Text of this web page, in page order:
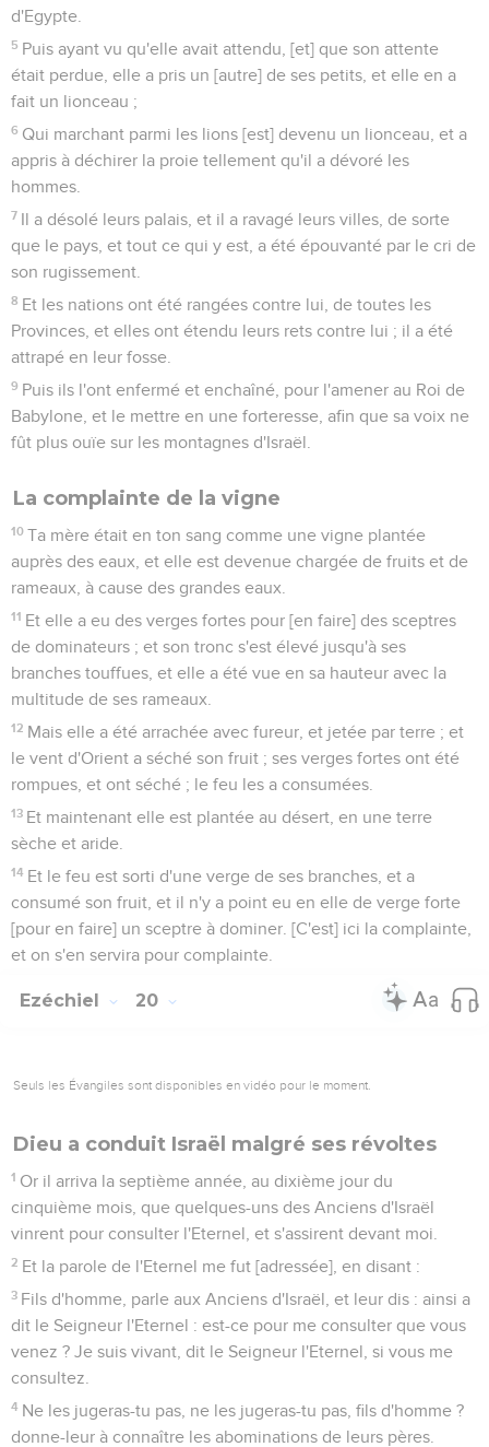
d'Egypte.
5 Puis ayant vu qu'elle avait attendu, [et] que son attente
était perdue, elle a pris un [autre] de ses petits, et elle en a
fait un lionceau ;
6 Qui marchant parmi les lions [est] devenu un lionceau, et a
appris à déchirer la proie tellement qu'il a dévoré les
hommes.
7 Il a désolé leurs palais, et il a ravagé leurs villes, de sorte
que le pays, et tout ce qui y est, a été épouvanté par le cri de
son rugissement.
8 Et les nations ont été rangées contre lui, de toutes les
Provinces, et elles ont étendu leurs rets contre lui ; il a été
attrapé en leur fosse.
9 Puis ils l'ont enfermé et enchaîné, pour l'amener au Roi de
Babylone, et le mettre en une forteresse, afin que sa voix ne
fût plus ouïe sur les montagnes d'Israël.
La complainte de la vigne
10 Ta mère était en ton sang comme une vigne plantée
auprès des eaux, et elle est devenue chargée de fruits et de
rameaux, à cause des grandes eaux.
11 Et elle a eu des verges fortes pour [en faire] des sceptres
de dominateurs ; et son tronc s'est élevé jusqu'à ses
branches touffues, et elle a été vue en sa hauteur avec la
multitude de ses rameaux.
12 Mais elle a été arrachée avec fureur, et jetée par terre ; et
le vent d'Orient a séché son fruit ; ses verges fortes ont été
rompues, et ont séché ; le feu les a consumées.
13 Et maintenant elle est plantée au désert, en une terre
sèche et aride.
14 Et le feu est sorti d'une verge de ses branches, et a
consumé son fruit, et il n'y a point eu en elle de verge forte
[pour en faire] un sceptre à dominer. [C'est] ici la complainte,
et on s'en servira pour complainte.
Ezéchiel 20
Seuls les Évangiles sont disponibles en vidéo pour le moment.
Dieu a conduit Israël malgré ses révoltes
1 Or il arriva la septième année, au dixième jour du
cinquième mois, que quelques-uns des Anciens d'Israël
vinrent pour consulter l'Eternel, et s'assirent devant moi.
2 Et la parole de l'Eternel me fut [adressée], en disant :
3 Fils d'homme, parle aux Anciens d'Israël, et leur dis : ainsi a
dit le Seigneur l'Eternel : est-ce pour me consulter que vous
venez ? Je suis vivant, dit le Seigneur l'Eternel, si vous me
consultez.
4 Ne les jugeras-tu pas, ne les jugeras-tu pas, fils d'homme ?
donne-leur à connaître les abominations de leurs pères.